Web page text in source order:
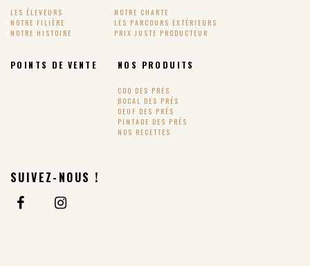
LES ÉLEVEURS
NOTRE FILIÈRE
NOTRE HISTOIRE
NOTRE CHARTE
LES PARCOURS EXTÉRIEURS
PRIX JUSTE PRODUCTEUR
POINTS DE VENTE NOS PRODUITS
COQ DES PRÉS
BOCAL DES PRÉS
OEUF DES PRÉS
PINTADE DES PRÉS
NOS RECETTES
SUIVEZ-NOUS !